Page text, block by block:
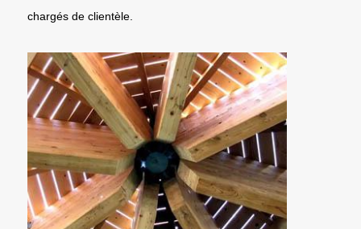
chargés de clientèle.